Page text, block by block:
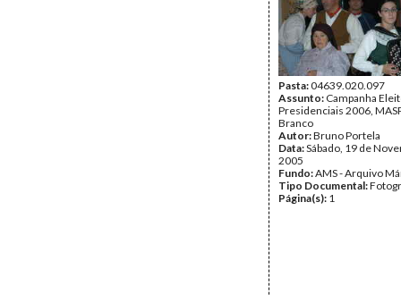
Pasta:04639.020.097
Assunto: Campanha
Presidenciais 2006,
Branco
Autor:Bruno Portela
Data:Sábado, 19 de
2005
Fundo:AMS - Arquivo
Tipo Documental:
Página(s): 1